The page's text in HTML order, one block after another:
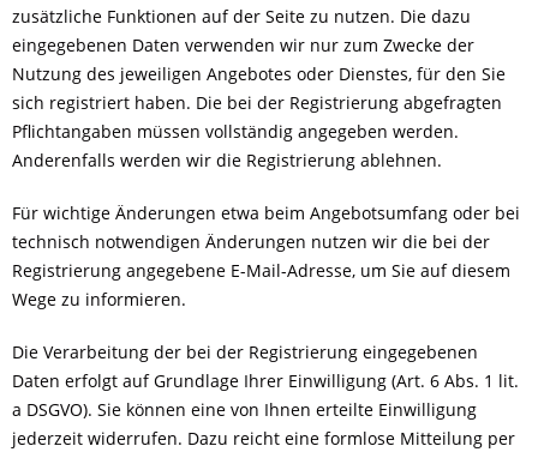
zusätzliche Funktionen auf der Seite zu nutzen. Die dazu
eingegebenen Daten verwenden wir nur zum Zwecke der
Nutzung des jeweiligen Angebotes oder Dienstes, für den Sie
sich registriert haben. Die bei der Registrierung abgefragten
Pflichtangaben müssen vollständig angegeben werden.
Anderenfalls werden wir die Registrierung ablehnen.
Für wichtige Änderungen etwa beim Angebotsumfang oder bei
technisch notwendigen Änderungen nutzen wir die bei der
Registrierung angegebene E-Mail-Adresse, um Sie auf diesem
Wege zu informieren.
Die Verarbeitung der bei der Registrierung eingegebenen
Daten erfolgt auf Grundlage Ihrer Einwilligung (Art. 6 Abs. 1 lit.
a DSGVO). Sie können eine von Ihnen erteilte Einwilligung
jederzeit widerrufen. Dazu reicht eine formlose Mitteilung per